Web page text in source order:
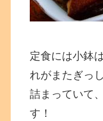
定食には小鉢
れがまたぎっ
詰まっていて
す！